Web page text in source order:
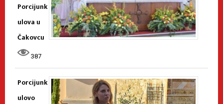
Porcijunk
ulova u
Čakovcu
387
Porcijunk
ulovo